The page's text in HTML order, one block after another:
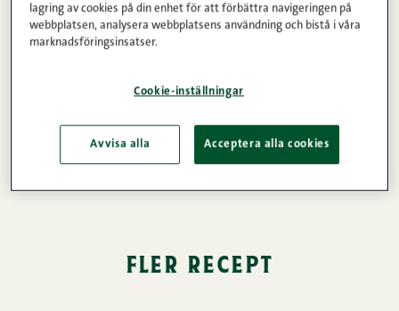
Instruktioner
Farsdag Morsdag Varma smörgåsar
fler recept
lagring av cookies på din enhet för att förbättra navigeringen på
webbplatsen, analysera webbplatsens användning och bistå i våra
marknadsföringsinsatser.
Cookie-inställningar
Avvisa alla Acceptera alla cookies